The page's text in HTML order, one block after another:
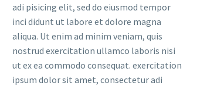
adi pisicing elit, sed do eiusmod tempor
inci didunt ut labore et dolore magna
aliqua. Ut enim ad minim veniam, quis
nostrud exercitation ullamco laboris nisi
ut ex ea commodo consequat. exercitation
ipsum dolor sit amet, consectetur adi